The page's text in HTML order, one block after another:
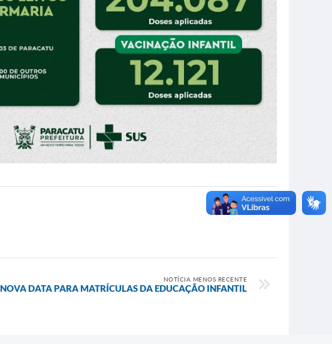
NOTÍCIA MENOS RECENTE
NOVA DATA PARA MATRÍCULAS DA EDUCAÇÃO INFANTIL